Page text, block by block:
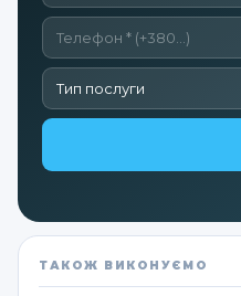
ТАКОЖ ВИКОНУЄМО